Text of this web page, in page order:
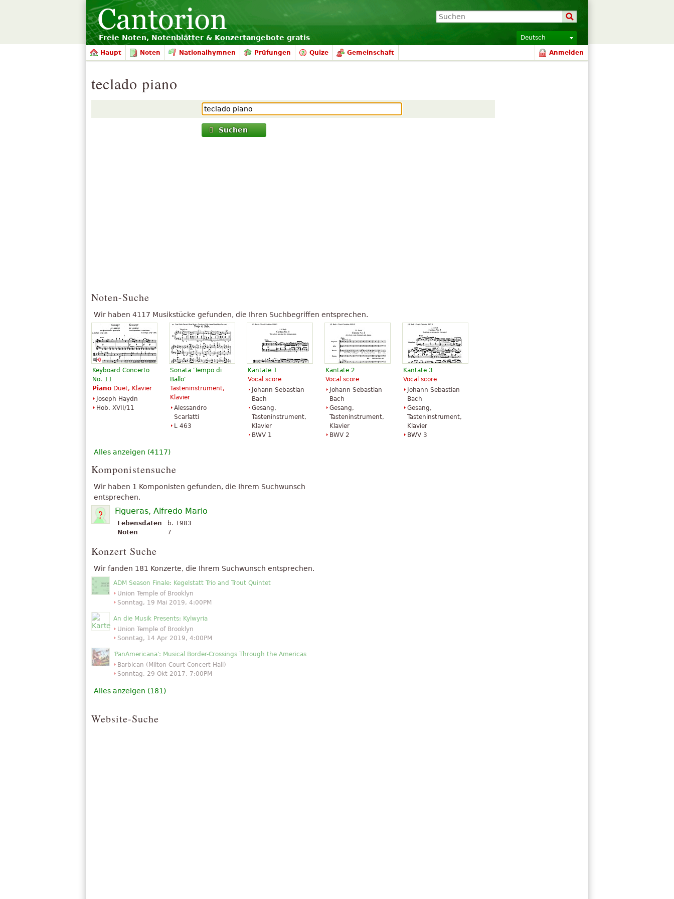
Freie Noten, Notenblätter & Konzertangebote gratis Deutsch
Haupt Noten Nationalhymnen Prüfungen Quize Gemeinschaft Anmelden
teclado piano
Suchen
Noten-Suche
Wir haben 4117 Musikstücke gefunden, die Ihren Suchbegriffen entsprechen.
Keyboard Concerto
No. 11
Piano Duet, Klavier
Joseph Haydn
Hob. XVII/11
Sonata 'Tempo di
Ballo'
Tasteninstrument,
Klavier
Alessandro
Scarlatti
L 463
Kantate 1
Vocal score
Johann Sebastian
Bach
Gesang,
Tasteninstrument,
Klavier
BWV 1
Kantate 2
Vocal score
Johann Sebastian
Bach
Gesang,
Tasteninstrument,
Klavier
BWV 2
Kantate 3
Vocal score
Johann Sebastian
Bach
Gesang,
Tasteninstrument,
Klavier
BWV 3
Alles anzeigen (4117)
Komponistensuche
Wir haben 1 Komponisten gefunden, die Ihrem Suchwunsch
entsprechen.
Figueras, Alfredo Mario
Lebensdaten
b. 1983
Noten
7
Konzert Suche
Wir fanden 181 Konzerte, die Ihrem Suchwunsch entsprechen.
ADM Season Finale: Kegelstatt Trio and Trout Quintet
Union Temple of Brooklyn
Sonntag, 19 Mai 2019, 4:00PM
An die Musik Presents: Kylwyria
Union Temple of Brooklyn
Sonntag, 14 Apr 2019, 4:00PM
'PanAmericana': Musical Border-Crossings Through the Americas
Barbican (Milton Court Concert Hall)
Sonntag, 29 Okt 2017, 7:00PM
Alles anzeigen (181)
Website-Suche